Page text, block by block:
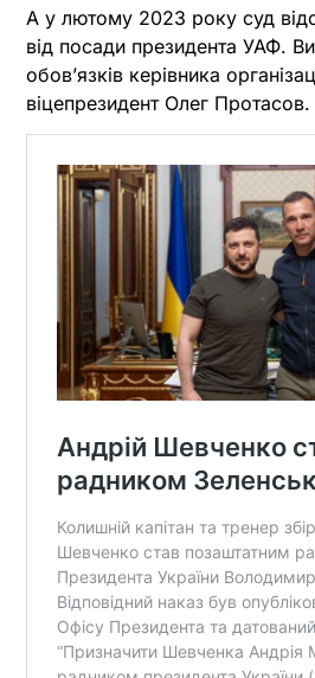
А у лютому 2023 року суд
від посади президента УАФ.
обов’язків керівника
віцепрезидент Олег Протасов.